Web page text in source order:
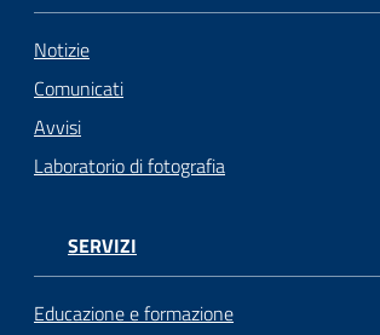
Notizie
Comunicati
Avvisi
Laboratorio di fotografia
SERVIZI
Educazione e formazione